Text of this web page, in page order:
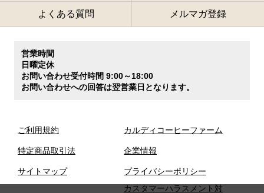
よくある質問 メルマガ登録
営業時間
日曜定休
お問い合わせ受付時間 9:00～18:00
お問い合わせへの回答は翌営業日となります。
ご利用規約
特定商品取引法
サイトマップ
カルディコーヒーファーム
企業情報
プライバシーポリシー
カスタマーハラスメント対